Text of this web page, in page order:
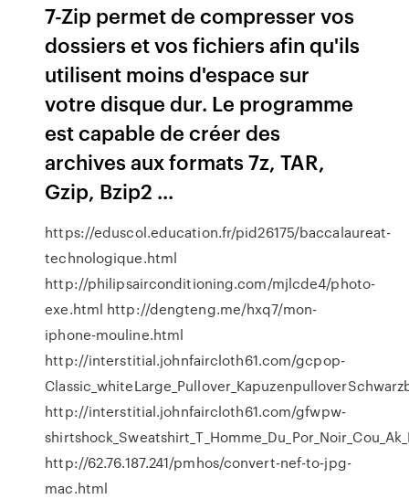
7-Zip permet de compresser vos
dossiers et vos fichiers afin qu'ils
utilisent moins d'espace sur
votre disque dur. Le programme
est capable de créer des
archives aux formats 7z, TAR,
Gzip, Bzip2 ...
https://eduscol.education.fr/pid26175/baccalaureat-
technologique.html
http://philipsairconditioning.com/mjlcde4/photo-
exe.html http://dengteng.me/hxq7/mon-
iphone-mouline.html
http://interstitial.johnfaircloth61.com/gcpop-
http://interstitial.johnfaircloth61.com/gfwpw-
http://62.76.187.241/pmhos/convert-nef-to-jpg-
mac.html